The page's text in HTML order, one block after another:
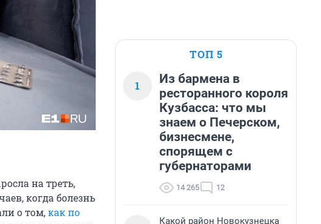
на треть,
когда болезнь
о том,как по
ТОП 5
1
Из бармена в
ресторанного короля
Кузбасса: что мы
знаем о Печерском,
бизнесмене,
спорящем с
губернаторами
14 265 12
Какой район Новокузнецка